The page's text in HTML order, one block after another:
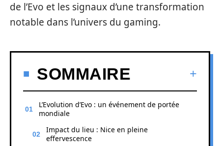
de l’Evo et les signaux d’une transformation
notable dans l’univers du gaming.
SOMMAIRE
L’Evolution d’Evo : un événement de portée
mondiale
Impact du lieu : Nice en pleine
effervescence